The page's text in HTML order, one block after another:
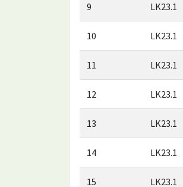
9 LK23.1
10 LK23.1
11 LK23.1
12 LK23.1
13 LK23.1
14 LK23.1
15 LK23.1